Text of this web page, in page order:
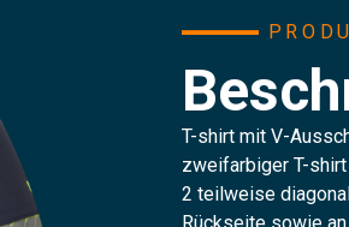
T-shirt mit V-
zweifarbiger T-shirt
2 teilweise